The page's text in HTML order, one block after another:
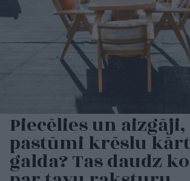
Piecēlies un
pastūmi krēslu
galda? Tas daudz